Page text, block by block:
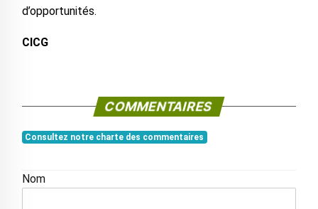
d’opportunités.
CICG
COMMENTAIRES
Consultez notre charte des commentaires
Nom